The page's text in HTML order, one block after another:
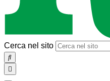
Cerca nel sito
SEARCH
Toggle
navigation